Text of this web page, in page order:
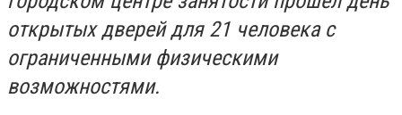
открытых дверей для 21 человека с
ограниченными физическими
возможностями.